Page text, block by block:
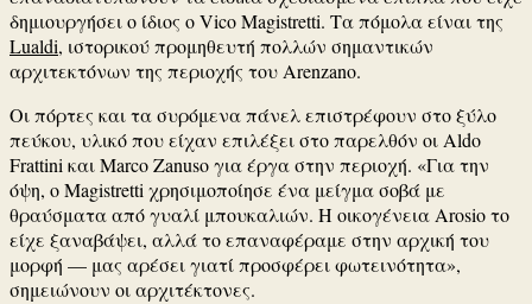
δημιουργήσει ο ίδιος οVico Magistretti. Τα πόμολα είναι της
Lualdi, ιστορικού προμηθευτή πολλών σημαντικών
αρχιτεκτόνων της περιοχής του Arenzano.
Οι πόρτες και τα συρόμενα πάνελ επιστρέφουν στο ξύλο
πεύκου, υλικό που είχαν επιλέξει στο παρελθόν οιAldo
FrattiniκαιMarco Zanusoγια έργα στην περιοχή. «Για την
όψη, ο Magistretti χρησιμοποίησε ένα μείγμα σοβά με
θραύσματα από γυαλί μπουκαλιών. Η οικογένεια Arosio το
είχε ξαναβάψει, αλλά το επαναφέραμε στην αρχική του
μορφή — μας αρέσει γιατί προσφέρει φωτεινότητα»,
σημειώνουν οι αρχιτέκτονες.